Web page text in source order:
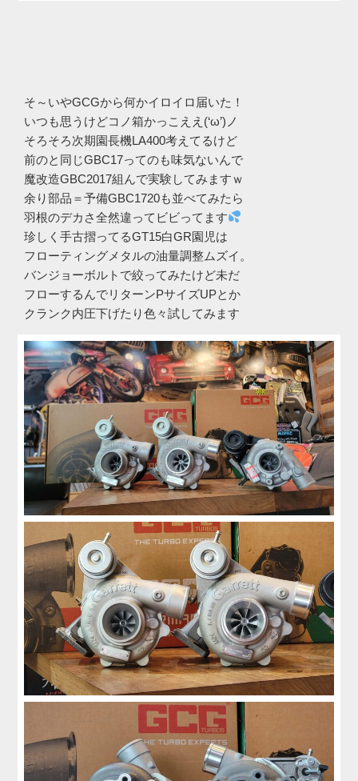
そ～いやGCGから何かイロイロ届いた！
いつも思うけどコノ箱かっこええ(‘ω’)ノ
そろそろ次期園長機LA400考えてるけど
前のと同じGBC17ってのも味気ないんで
魔改造GBC2017組んで実験してみますｗ
余り部品＝予備GBC1720も並べてみたら
羽根のデカさ全然違ってビビってます
珍しく手古摺ってるGT15白GR園児は
フローティングメタルの油量調整ムズイ。
バンジョーボルトで絞ってみたけど未だ
フローするんでリターンPサイズUPとか
クランク内圧下げたり色々試してみます